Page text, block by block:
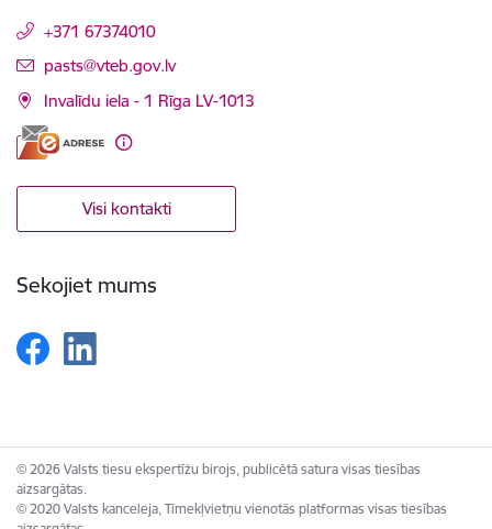
+371 67374010
E-pasts:
pasts@vteb.gov.lv
Invalīdu iela - 1 Rīga LV-1013
Visi kontakti
Sekojiet mums
© 2026 Valsts tiesu ekspertīžu birojs, publicētā satura visas tiesības
aizsargātas.
© 2020 Valsts kanceleja, Tīmekļvietņu vienotās platformas visas tiesības